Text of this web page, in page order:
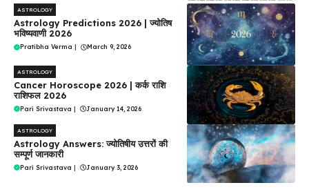
ASTROLOGY
Astrology Predictions 2026 | ज्योतिष
भविष्यवाणी 2026
Pratibha Verma | March 9, 2026
ASTROLOGY
Cancer Horoscope 2026 | कर्क राशि
राशिफल 2026
Pari Srivastava | January 14, 2026
ASTROLOGY
Astrology Answers: ज्योतिषीय उत्तरों की
सम्पूर्ण जानकारी
Pari Srivastava | January 3, 2026